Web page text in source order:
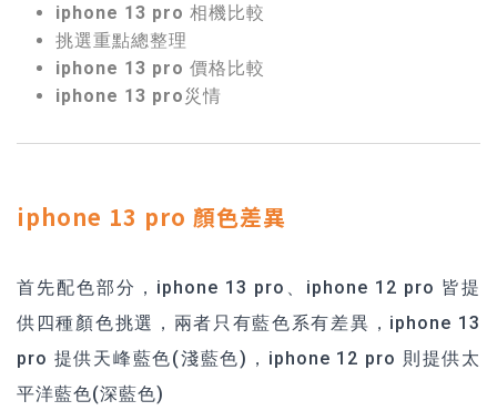
iphone 13 pro 相機比較
挑選重點總整理
iphone 13 pro 價格比較
iphone 13 pro災情
iphone 13 pro 顏色差異
首先配色部分，iphone 13 pro、iphone 12 pro 皆提
供四種顏色挑選，兩者只有藍色系有差異，iphone 13
pro 提供天峰藍色(淺藍色)，iphone 12 pro 則提供太
平洋藍色(深藍色)